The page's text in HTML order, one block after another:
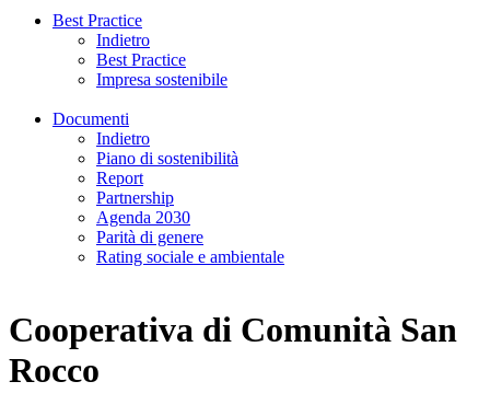
Best Practice
Indietro
Best Practice
Impresa sostenibile
Documenti
Indietro
Piano di sostenibilità
Report
Partnership
Agenda 2030
Parità di genere
Rating sociale e ambientale
Cooperativa di Comunità San
Rocco